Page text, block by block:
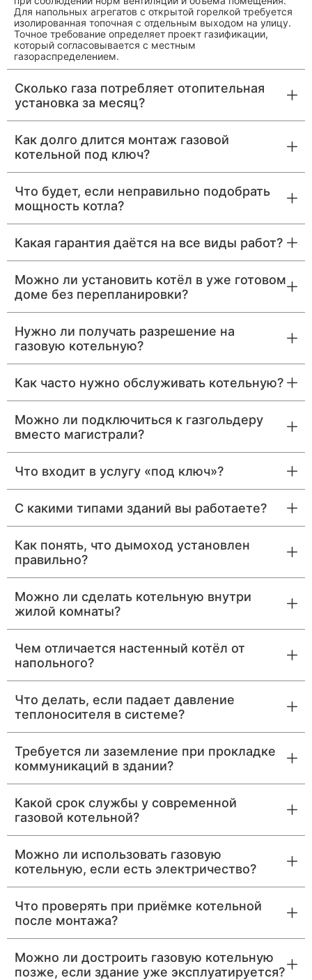
Для напольных агрегатов с открытой горелкой требуется
изолированная топочная с отдельным выходом на улицу.
Точное требование определяет проект газификации,
который согласовывается с местным
газораспределением.
Сколько газа потребляет отопительная
установка за месяц?
Как долго длится монтаж газовой
котельной под ключ?
Что будет, если неправильно подобрать
мощность котла?
Какая гарантия даётся на все виды работ?
Можно ли установить котёл в уже готовом
доме без перепланировки?
Нужно ли получать разрешение на
газовую котельную?
Как часто нужно обслуживать котельную?
Можно ли подключиться к газгольдеру
вместо магистрали?
Что входит в услугу «под ключ»?
С какими типами зданий вы работаете?
Как понять, что дымоход установлен
правильно?
Можно ли сделать котельную внутри
жилой комнаты?
Чем отличается настенный котёл от
напольного?
Что делать, если падает давление
теплоносителя в системе?
Требуется ли заземление при прокладке
коммуникаций в здании?
Какой срок службы у современной
газовой котельной?
Можно ли использовать газовую
котельную, если есть электричество?
Что проверять при приёмке котельной
после монтажа?
Можно ли достроить газовую котельную
позже, если здание уже эксплуатируется?